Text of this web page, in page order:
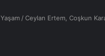
Yaşam / Ceylan Ertem, Coşkun